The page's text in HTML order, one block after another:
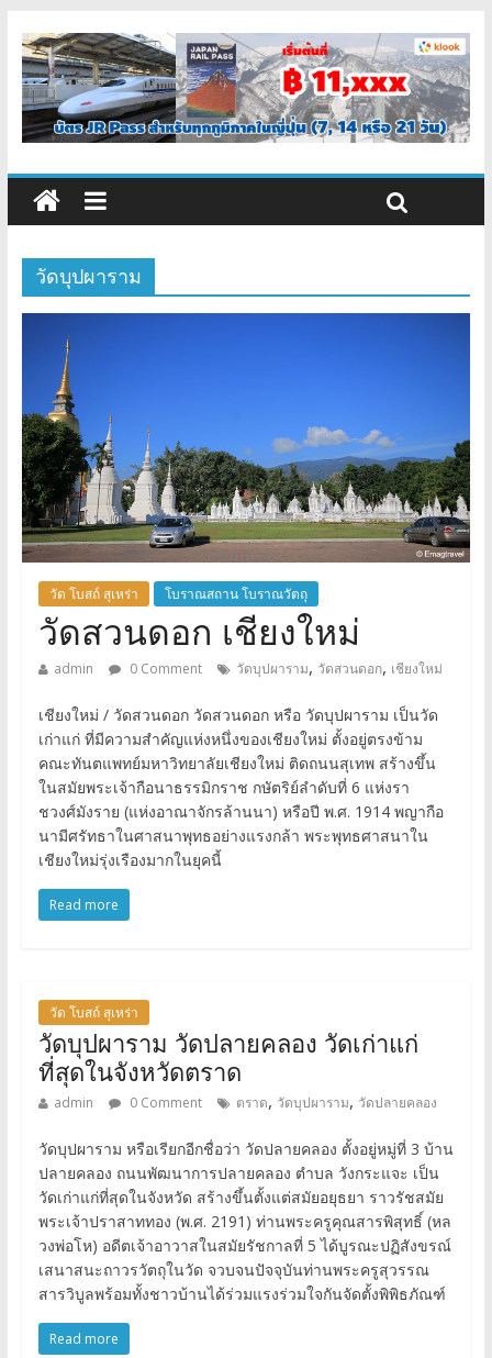
วัดบุปผาราม
วัด โบสถ์ สุเหร่า โบราณสถาน โบราณวัตถุ
วัดสวนดอก เชียงใหม่
admin 0 Comment วัดบุปผาราม, วัดสวนดอก, เชียงใหม่
เชียงใหม่ / วัดสวนดอก วัดสวนดอก หรือ วัดบุปผาราม เป็นวัด
เก่าแก่ ที่มีความสำคัญแห่งหนึ่งของเชียงใหม่ ตั้งอยู่ตรงข้าม
คณะทันตแพทย์มหาวิทยาลัยเชียงใหม่ ติดถนนสุเทพ สร้างขึ้น
ในสมัยพระเจ้ากือนาธรรมิกราช กษัตริย์ลำดับที่ 6 แห่งรา
ชวงศ์มังราย (แห่งอาณาจักรล้านนา) หรือปี พ.ศ. 1914 พญากือ
นามีศรัทธาในศาสนาพุทธอย่างแรงกล้า พระพุทธศาสนาใน
เชียงใหม่รุ่งเรืองมากในยุคนี้
Read more
วัด โบสถ์ สุเหร่า
วัดบุปผาราม วัดปลายคลอง วัดเก่าแก่
ที่สุดในจังหวัดตราด
admin 0 Comment ตราด, วัดบุปผาราม, วัดปลายคลอง
วัดบุปผาราม หรือเรียกอีกชื่อว่า วัดปลายคลอง ตั้งอยู่หมู่ที่ 3 บ้าน
ปลายคลอง ถนนพัฒนาการปลายคลอง ตำบล วังกระแจะ เป็น
วัดเก่าแก่ที่สุดในจังหวัด สร้างขึ้นตั้งแต่สมัยอยุธยา ราวรัชสมัย
พระเจ้าปราสาททอง (พ.ศ. 2191) ท่านพระครูคุณสารพิสุทธิ์ (หล
วงพ่อโห) อดีตเจ้าอาวาสในสมัยรัชกาลที่ 5 ได้บูรณะปฏิสังขรณ์
เสนาสนะถาวรวัตถุในวัด จวบจนปัจจุบันท่านพระครูสุวรรณ
สารวิบูลพร้อมทั้งชาวบ้านได้ร่วมแรงร่วมใจกันจัดตั้งพิพิธภัณฑ์
Read more